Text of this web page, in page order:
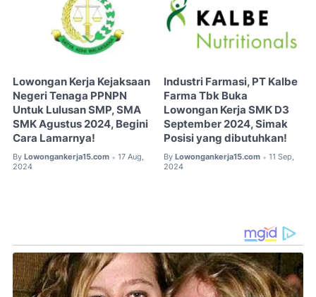
Lowongan Kerja Kejaksaan
Negeri Tenaga PPNPN
Untuk Lulusan SMP, SMA
SMK Agustus 2024, Begini
Cara Lamarnya!
By Lowongankerja15.com • 17 Aug,
2024
Industri Farmasi, PT Kalbe
Farma Tbk Buka
Lowongan Kerja SMK D3
September 2024, Simak
Posisi yang dibutuhkan!
By Lowongankerja15.com • 11 Sep,
2024